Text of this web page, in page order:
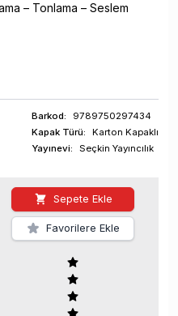
– Tonlama – Seslem
Barkod:
9789750297434
Kapak Türü:
Karton Kapaklı
Yayınevi:
Seçkin Yayıncılık
Sepete Ekle
Favorilere Ekle